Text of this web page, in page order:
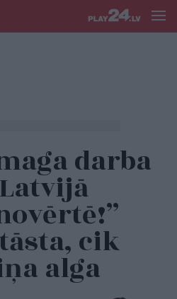
darba
cik
alga